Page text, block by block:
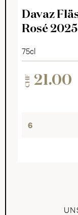
Davaz
Rosé 2025
75cl
CHF 21.00